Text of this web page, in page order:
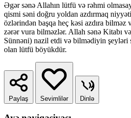
Əgər sənə Allahın lütfü və rəhmi
qismi səni doğru yoldan azdırmaq
özlərindən başqa heç kəsi azdıra bilməz
zərər vura bilməzlər. Allah sənə Kitabı
Sünnəni) nazil etdi və bilmədiyin şeyləri
olan lütfü böyükdür.
Paylaş Sevimlilər Dinlə